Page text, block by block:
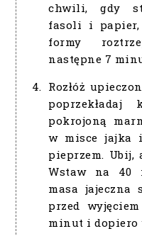
chwili, gdy
fasoli i
formy
następne 7
Rozłóż
poprzekładaj
pokrojoną
w misce jajka
pieprzem. Ubij,
Wstaw na 40
masa jajeczna
przed
minut i dopiero